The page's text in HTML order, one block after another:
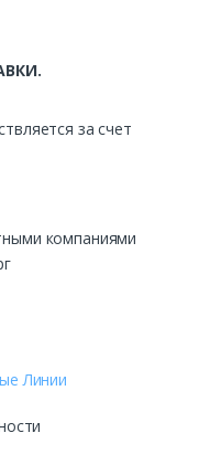
за счет
компаниями
Линии